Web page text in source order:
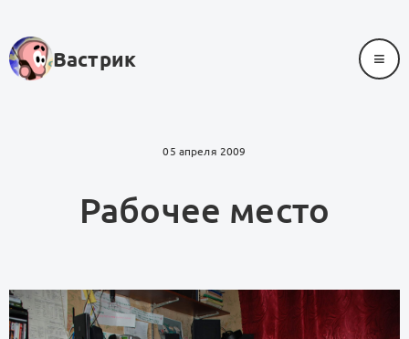
Вастрик ≡
05 апреля 2009
Рабочее место